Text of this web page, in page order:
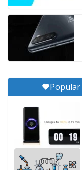
Popular